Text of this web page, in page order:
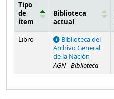
Existencias
Tipo
de
ítem
Biblioteca
actual
Libro
Biblioteca del
Archivo General
de la Nación
AGN - Biblioteca